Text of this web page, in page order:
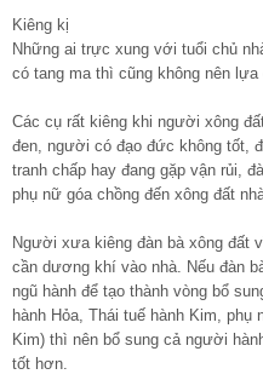
Kiêng kị
Những ai trực xung với tuổi chủ
có tang ma thì cũng không nên lựa
Các cụ rất kiêng khi người xông
đen, người có đạo đức không tốt,
tranh chấp hay đang gặp vận rủi,
phụ nữ góa chồng đến xông đất
Người xưa kiêng đàn bà xông đất
cần dương khí vào nhà. Nếu đàn
ngũ hành để tạo thành vòng bổ
hành Hỏa, Thái tuế hành Kim, phụ
Kim) thì nên bổ sung cả người
tốt hơn.